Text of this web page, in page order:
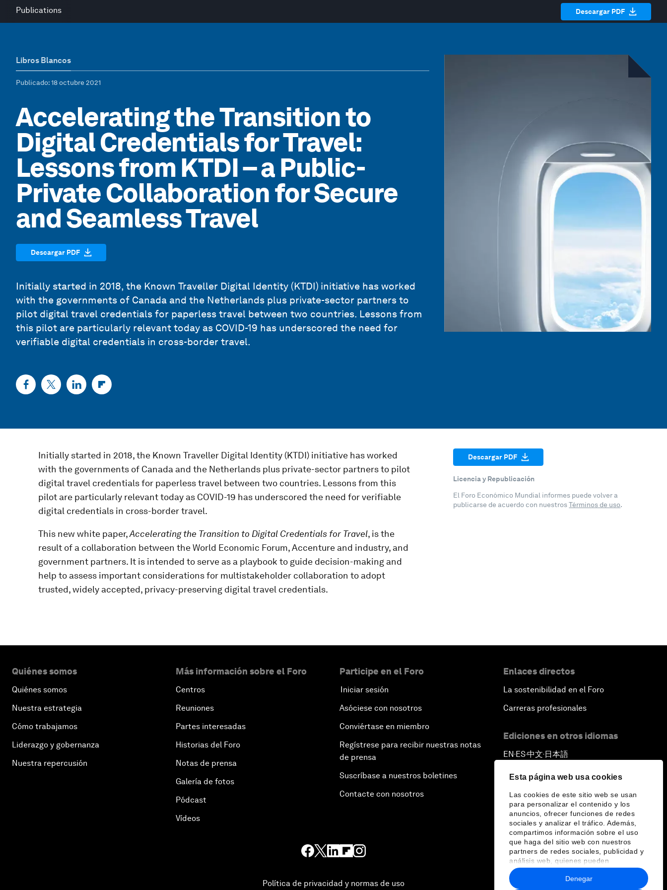
Esta página web usa cookies
Las cookies de este sitio web se usan
para personalizar el contenido y los
anuncios, ofrecer funciones de redes
sociales y analizar el tráfico. Además,
compartimos información sobre el uso
que haga del sitio web con nuestros
partners de redes sociales, publicidad y
análisis web, quienes pueden
combinarla con otra información que les
haya proporcionado o que hayan
Denegar
Publications Descargar PDF
Libros Blancos
Publicado: 18 octubre 2021
Accelerating the Transition to
Digital Credentials for Travel:
Lessons from KTDI – a Public-
Private Collaboration for Secure
and Seamless Travel
Descargar PDF
Initially started in 2018, the Known Traveller Digital Identity (KTDI) initiative has worked
with the governments of Canada and the Netherlands plus private-sector partners to
pilot digital travel credentials for paperless travel between two countries. Lessons from
this pilot are particularly relevant today as COVID-19 has underscored the need for
verifiable digital credentials in cross-border travel.
Initially started in 2018, the Known Traveller Digital Identity (KTDI) initiative has worked
with the governments of Canada and the Netherlands plus private-sector partners to pilot
digital travel credentials for paperless travel between two countries. Lessons from this
pilot are particularly relevant today as COVID-19 has underscored the need for verifiable
digital credentials in cross-border travel.
This new white paper,Accelerating the Transition to Digital Credentials for Travel, is the
result of a collaboration between the World Economic Forum, Accenture and industry, and
government partners. It is intended to serve as a playbook to guide decision-making and
help to assess important considerations for multistakeholder collaboration to adopt
trusted, widely accepted, privacy-preserving digital travel credentials.
Descargar PDF
Licencia y Republicación
El Foro Económico Mundial informes puede volver a
publicarse de acuerdo con nuestrosTérminos de uso.
Quiénes somos
Quiénes somos
Nuestra estrategia
Cómo trabajamos
Liderazgo y gobernanza
Nuestra repercusión
Más información sobre el Foro
Centros
Reuniones
Partes interesadas
Historias del Foro
Notas de prensa
Galería de fotos
Pódcast
Vídeos
Participe en el Foro
Iniciar sesión
Asóciese con nosotros
Conviértase en miembro
Regístrese para recibir nuestras notas
de prensa
Suscríbase a nuestros boletines
Contacte con nosotros
Enlaces directos
La sostenibilidad en el Foro
Carreras profesionales
Ediciones en otros idiomas
EN ▪ES▪中文▪ 日本語
Política de privacidad y normas de uso